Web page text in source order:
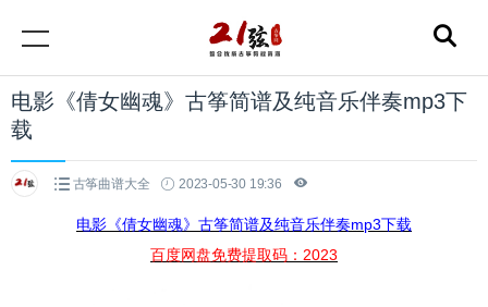
电影《倩女幽魂》古筝简谱及纯音乐伴奏mp3下
载
古筝曲谱大全 2023-05-30 19:36
电影《倩女幽魂》古筝简谱及纯音乐伴奏mp3下载
百度网盘免费提取码：2023